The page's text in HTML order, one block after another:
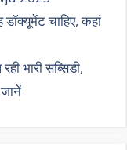
चाहिए, कहां
भारी सब्सिडी,